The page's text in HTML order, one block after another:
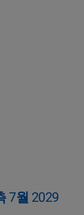
7월 2029